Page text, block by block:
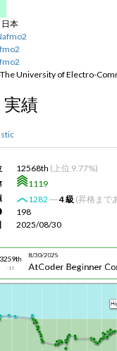
日本
University of Electro-
績
12568th (上位 9.77%)
1119
1282 ―4 級 (昇格まで
198
2025/08/30